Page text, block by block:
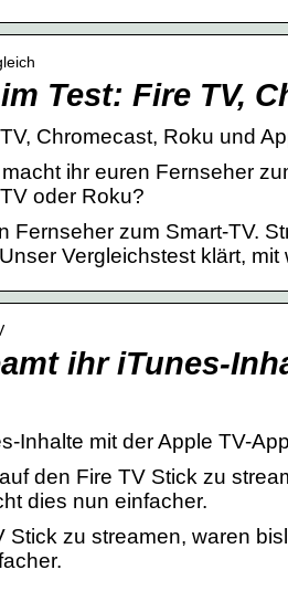
Test: Fire TV,
Chromecast, Roku und
ihr euren Fernseher
oder Roku?
Fernseher zum Smart-TV.
Vergleichstest klärt,
ihr iTunes-
Inhalte mit der Apple TV-
den Fire TV Stick zu
dies nun einfacher.
Stick zu streamen, waren